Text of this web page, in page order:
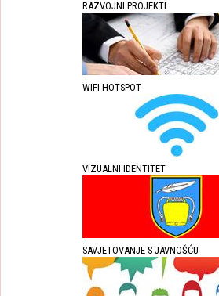
RAZVOJNI PROJEKTI
WIFI HOTSPOT
VIZUALNI IDENTITET
SAVJETOVANJE S JAVNOŠĆU